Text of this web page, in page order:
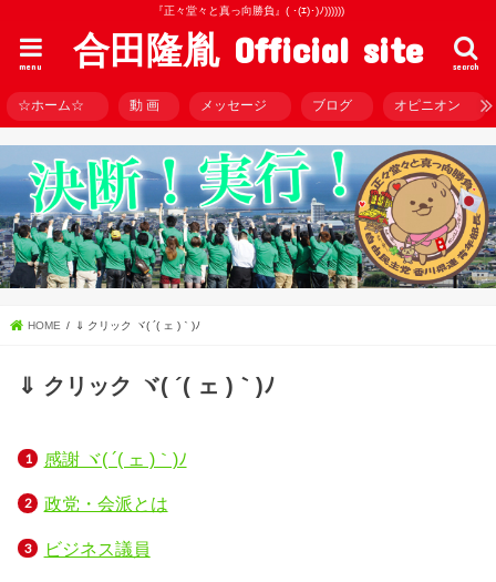
『正々堂々と真っ向勝負』( ･(ｴ)･)ﾉ))))))
合田隆胤 Official site search
menu
☆ホーム☆ 動 画 メッセージ ブログ オピニオン
HOME ⇓ クリック ヾ( ´( ェ )｀)ﾉ
⇓ クリック ヾ( ´( ェ )｀)ﾉ
感謝 ヾ( ´( ェ )｀)ﾉ
政党・会派とは
ビジネス議員